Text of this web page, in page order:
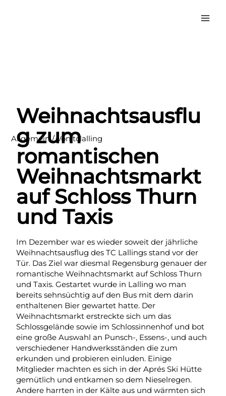
Weihnachtsmakrt auf
Schloss Thurn und Taxis
Allgemein / Vontclalling
Weihnachtsausflu
g zum
romantischen
Weihnachtsmarkt
auf Schloss Thurn
und Taxis
Im Dezember war es wieder soweit der jährliche
Weihnachtsausflug des TC Lallings stand vor der
Tür. Das Ziel war diesmal Regensburg genauer der
romantische Weihnachtsmarkt auf Schloss Thurn
und Taxis. Gestartet wurde in Lalling wo man
bereits sehnsüchtig auf den Bus mit dem darin
enthaltenen Bier gewartet hatte. Der
Weihnachtsmarkt erstreckte sich um das
Schlossgelände sowie im Schlossinnenhof und bot
eine große Auswahl an Punsch-, Essens-, und auch
verschiedener Handwerksständen die zum
erkunden und probieren einluden. Einige
Mitglieder machten es sich in der Aprés Ski Hütte
gemütlich und entkamen so dem Nieselregen.
Andere harrten in der Kälte aus und wärmten sich